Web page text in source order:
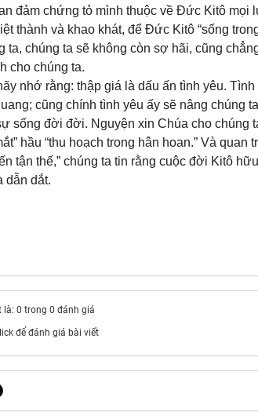
đảm chứng tỏ mình thuộc về Đức Kitô
thành và khao khát, để Đức Kitô “sống
ta, chúng ta sẽ không còn sợ hãi, cũng
cho chúng ta.
nhớ rằng: thập giá là dấu ấn tình yêu.
cũng chính tình yêu ấy sẽ nâng chúng
sống đời đời. Nguyện xin Chúa cho chúng
hầu “thu hoạch trong hân hoan.” Và
tận thế,” chúng ta tin rằng cuộc đời Kitô
dẫn dắt.
là: 0 trong 0 đánh giá
để đánh giá bài viết